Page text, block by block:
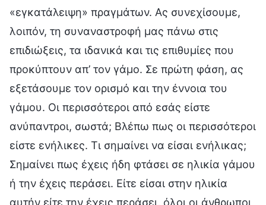
«εγκατάλειψη» πραγμάτων. Ας συνεχίσουμε,
λοιπόν, τη συναναστροφή μας πάνω στις
επιδιώξεις, τα ιδανικά και τις επιθυμίες που
προκύπτουν απ’ τον γάμο. Σε πρώτη φάση, ας
εξετάσουμε τον ορισμό και την έννοια του
γάμου. Οι περισσότεροι από εσάς είστε
ανύπαντροι, σωστά; Βλέπω πως οι περισσότεροι
είστε ενήλικες. Τι σημαίνει να είσαι ενήλικας;
Σημαίνει πως έχεις ήδη φτάσει σε ηλικία γάμου
ή την έχεις περάσει. Είτε είσαι στην ηλικία
αυτήν είτε την έχεις περάσει, όλοι οι άνθρωποι